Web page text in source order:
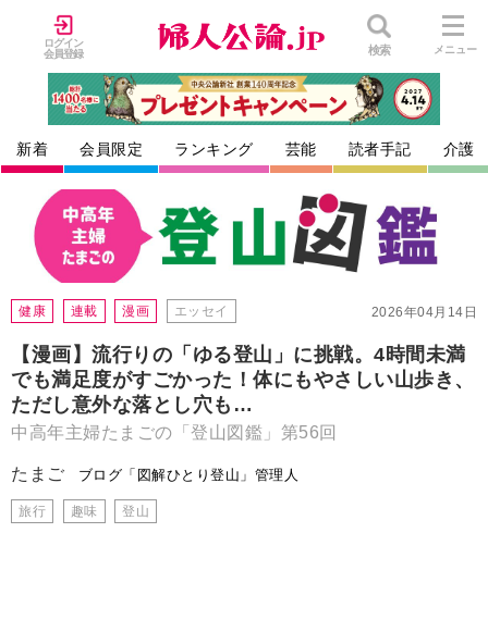
ログイン
会員登録
検索 メニュー
新着 会員限定 ランキング 芸能 読者手記 介護
2026年04月14日
健康 連載 漫画 エッセイ
【漫画】流行りの「ゆる登山」に挑戦。4時間未満
でも満足度がすごかった！体にもやさしい山歩き、
ただし意外な落とし穴も…
中高年主婦たまごの「登山図鑑」第56回
たまご ブログ「図解ひとり登山」管理人
旅行 趣味 登山